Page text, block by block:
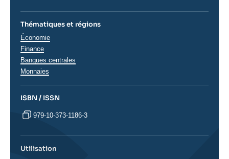
Thématiques et régions
Thématiques
analyses
Économie
Finance
Banques centrales
Monnaies
ISBN / ISSN
979-10-373-1186-3
Utilisation